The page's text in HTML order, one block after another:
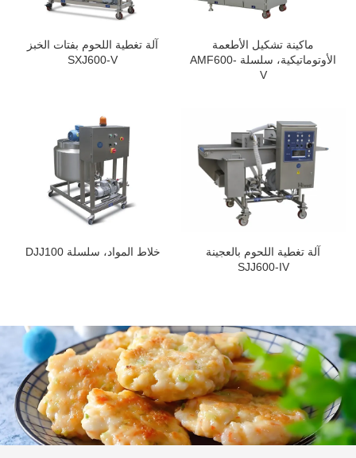
ماكينة تشكيل الأطعمة
الأوتوماتيكية، سلسلة AMF600-
V
آلة تغطية اللحوم بفتات الخبز
SXJ600-V
آلة تغطية اللحوم بالعجينة
SJJ600-IV
خلاط المواد، سلسلة DJJ100